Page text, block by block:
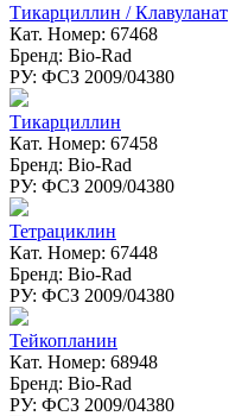
Тикарциллин / Клавуланат
Кат. Номер: 67468
Бренд: Bio-Rad
РУ: ФСЗ 2009/04380
Тикарциллин
Кат. Номер: 67458
Бренд: Bio-Rad
РУ: ФСЗ 2009/04380
Тетрациклин
Кат. Номер: 67448
Бренд: Bio-Rad
РУ: ФСЗ 2009/04380
Тейкопланин
Кат. Номер: 68948
Бренд: Bio-Rad
РУ: ФСЗ 2009/04380